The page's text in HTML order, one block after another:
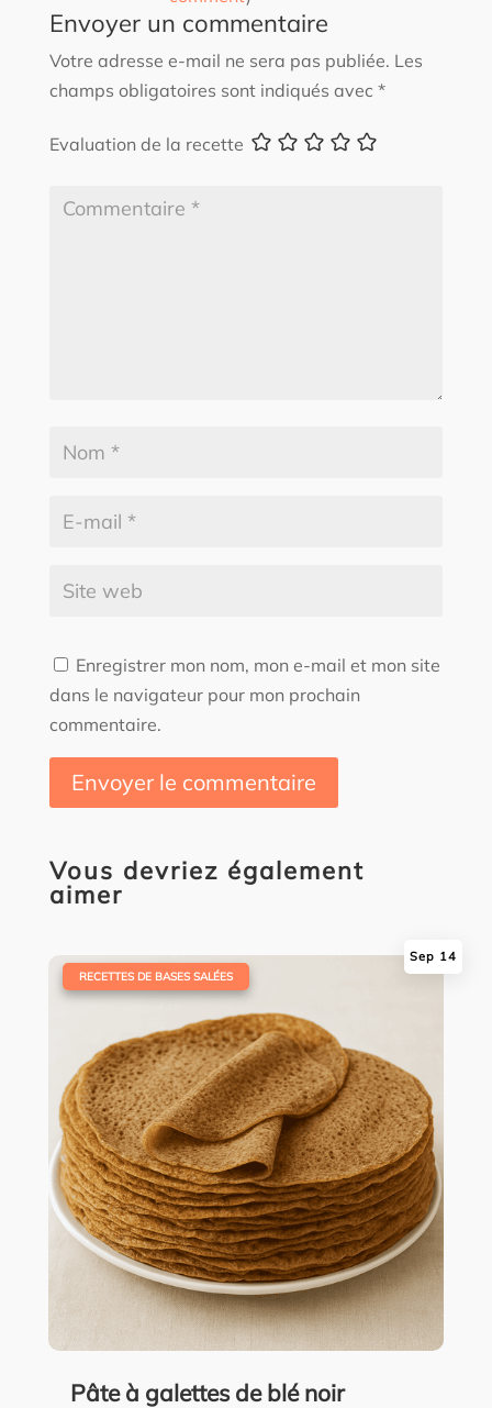
Envoyer un commentaire
Votre adresse e-mail ne sera pas publiée. Les
champs obligatoires sont indiqués avec *
Evaluation de la recette
Enregistrer mon nom, mon e-mail et mon site
dans le navigateur pour mon prochain
commentaire.
Envoyer le commentaire
Vous devriez également
aimer
Pâte à galettes de blé noir
Sep 14
RECETTES DE BASES SALÉES